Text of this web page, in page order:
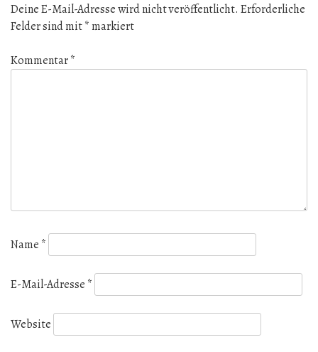
Deine E-Mail-Adresse wird nicht veröffentlicht. Erforderliche
Felder sind mit* markiert
Kommentar*
Name *
E-Mail-Adresse *
Website